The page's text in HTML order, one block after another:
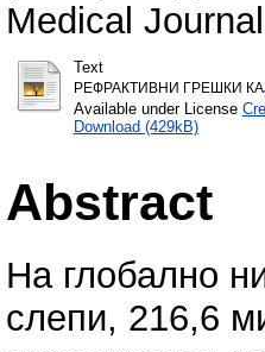
Medical
Text
РЕФРАКТИВНИ ГРЕШКИ
Available under License
Download (429kB)
Abstract
На глобално
слепи, 216,6